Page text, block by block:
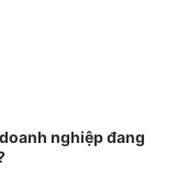
nghiệp đang